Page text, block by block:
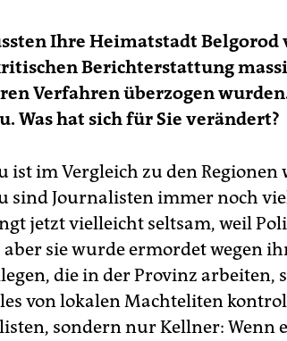
Ihre Heimatstadt Belgorod
Berichterstattung
Verfahren überzogen
Was hat sich für Sie verändert?
ist im Vergleich zu den Regionen
sind Journalisten immer noch
jetzt vielleicht seltsam, weil
sie wurde ermordet wegen
die in der Provinz arbeiten,
von lokalen Machteliten
sondern nur Kellner: Wenn